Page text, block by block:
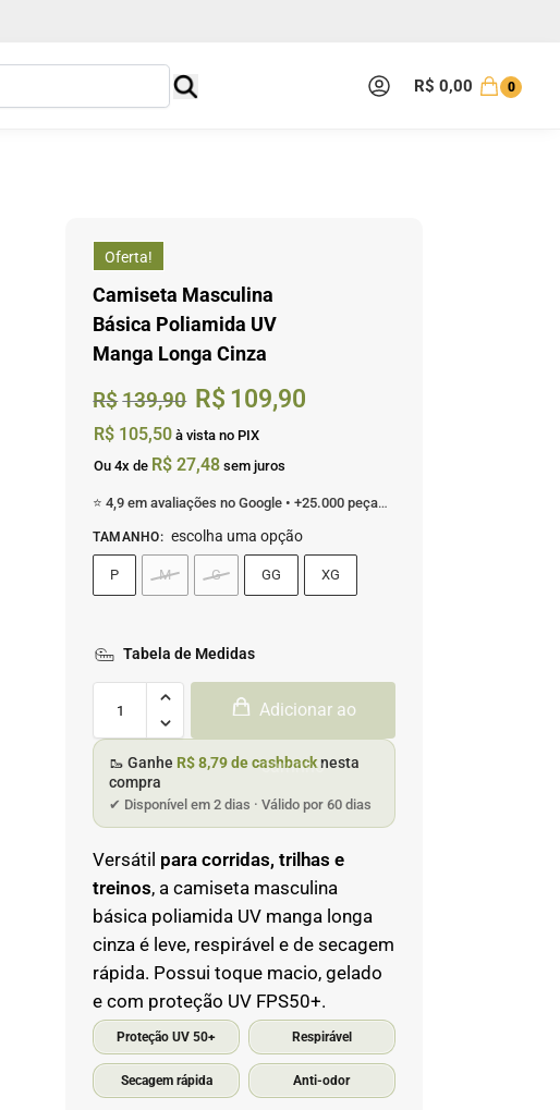
R$ 0,00 0
Oferta!
Camiseta Masculina
Básica Poliamida UV
Manga Longa Cinza
R$139,90 R$ 109,90
R$ 105,50 à vista no PIX
Ou 4x de R$ 27,48 sem juros
⭐ 4,9 em avaliações no Google • +25.000 peças enviadas
TAMANHO: escolha uma opção
P M G GG XG
Tabela de Medidas
Adicionar ao
carrinho
🥾 Ganhe R$ 8,79 de cashbacknesta
compra
✔ Disponível em 2 dias · Válido por 60 dias
Versátil para corridas, trilhas e
treinos, a camiseta masculina
básica poliamida UV manga longa
cinza é leve, respirável e de secagem
rápida. Possui toque macio, gelado
e com proteção UV FPS50+.
Proteção UV 50+ Respirável
Secagem rápida Anti-odor